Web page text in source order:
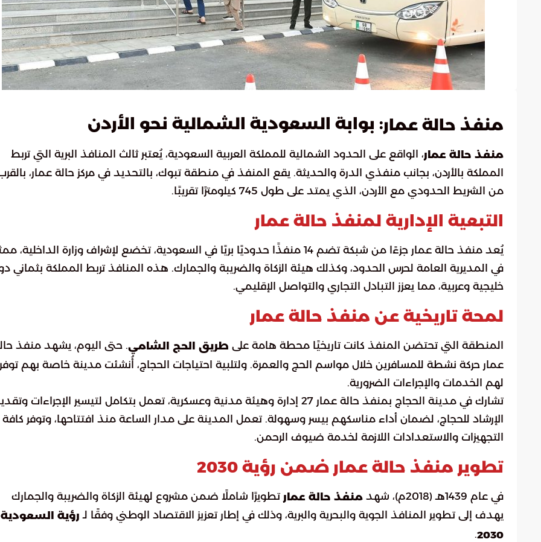
منفذ حالة عمار: بوابة السعودية الشمالية نحو الأردن
منفذ حالة عمار، الواقع على الحدود الشمالية للمملكة العربية السعودية، يُعتبر ثالث المنافذ البرية التي تربط
المملكة بالأردن، بجانب منفذي الدرة والحديثة. يقع المنفذ في منطقة تبوك، بالتحديد في مركز حالة عمار،
من الشريط الحدودي مع الأردن، الذي يمتد على طول 745 كيلومترًا تقريبًا.
التبعية الإدارية لمنفذ حالة عمار
يُعد منفذ حالة عمار جزءًا من شبكة تضم 14 منفذًا حدوديًا بريًا في السعودية، تخضع لإشراف وزارة الداخلية،
في المديرية العامة لحرس الحدود، وكذلك هيئة الزكاة والضريبة والجمارك. هذه المنافذ تربط المملكة بثماني
خليجية وعربية، مما يعزز التبادل التجاري والتواصل الإقليمي.
لمحة تاريخية عن منفذ حالة عمار
المنطقة التي تحتضن المنفذ كانت تاريخيًا محطة هامة على طريق الحج الشامي. حتى اليوم، يشهد منفذ
عمار حركة نشطة للمسافرين خلال مواسم الحج والعمرة. ولتلبية احتياجات الحجاج، أُنشئت مدينة خاصة بهم توفر
لهم الخدمات والإجراءات الضرورية.
تشارك في مدينة الحجاج بمنفذ حالة عمار 27 إدارة وهيئة مدنية وعسكرية، تعمل بتكامل لتيسير الإجراءات
الإرشاد للحجاج، لضمان أداء مناسكهم بيسر وسهولة. تعمل المدينة على مدار الساعة منذ افتتاحها، وتوفر كافة
التجهيزات والاستعدادات اللازمة لخدمة ضيوف الرحمن.
تطوير منفذ حالة عمار ضمن رؤية 2030
في عام 1439هـ (2018م)، شهد منفذ حالة عمار تطويرًا شاملًا ضمن مشروع لهيئة الزكاة والضريبة والجمارك
يهدف إلى تطوير المنافذ الجوية والبحرية والبرية، وذلك في إطار تعزيز الاقتصاد الوطني وفقًا لـ رؤية السعودية
2030
.